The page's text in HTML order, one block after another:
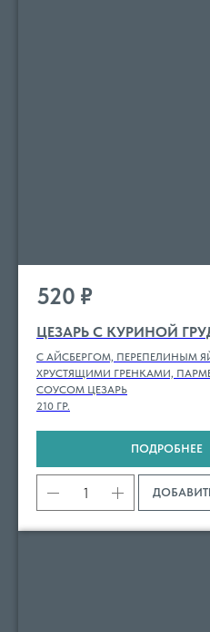
520 ₽
ЦЕЗАРЬ С КУРИНОЙ
С АЙСБЕРГОМ, ПЕРЕПЕЛИНЫМ
ХРУСТЯЩИМИ ГРЕНКАМИ,
СОУСОМ ЦЕЗАРЬ
210 ГР.
ПОДРОБНЕЕ